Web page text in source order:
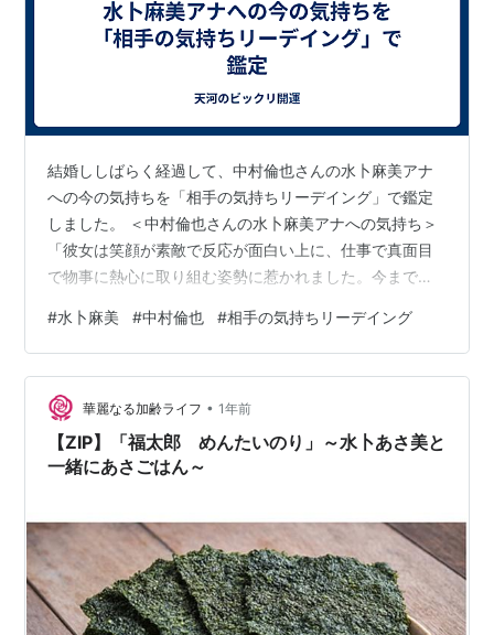
結婚ししばらく経過して、中村倫也さんの水卜麻美アナ
への今の気持ちを「相手の気持ちリーデイング」で鑑定
しました。 ＜中村倫也さんの水卜麻美アナへの気持ち＞
「彼女は笑顔が素敵で反応が面白い上に、仕事で真面目
で物事に熱心に取り組む姿勢に惹かれました。今までの
信頼できますね。家庭の奥様としては最善です。ただ、
さっぱりさばさばしていて短気ということもあって結構
男性っぽい性格なんですね。自分の好みとしては、もう
少し女性らしい感じが良かったかもしれません。」 ＜解
説＞ 彼は結婚してみて、彼女の性格がわかってくると、
少しマイナス面を感じてきている、と出ていま…
#水卜麻美 #中村倫也 #相手の気持ちリーデイング
華麗なる加齢ライフ • 1年前
【ZIP】「福太郎 めんたいのり」～水卜あさ美と
一緒にあさごはん～